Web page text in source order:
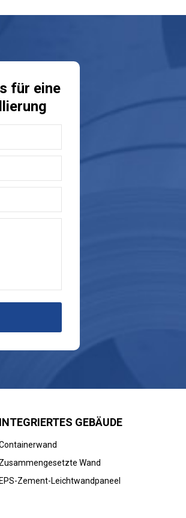
für eine
INTEGRIERTES GEBÄUDE
Zusammengesetzte Wand
EPS-Zement-Leichtwandpaneel